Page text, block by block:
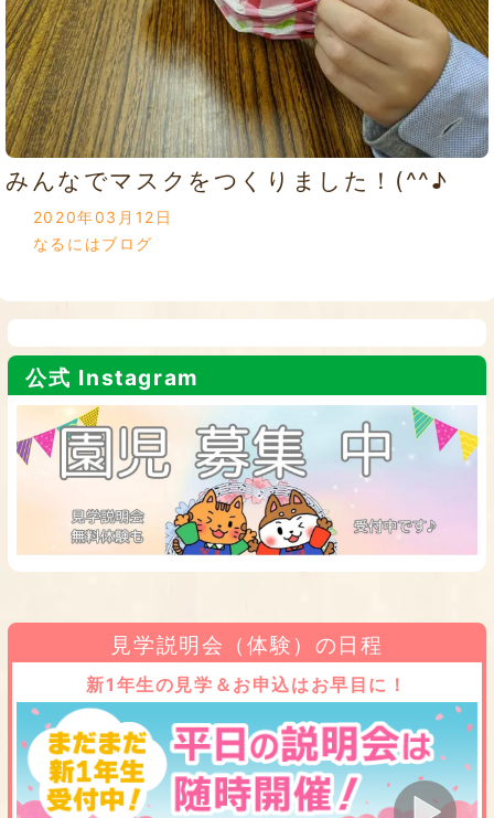
みんなでマスクをつくりました！(^^♪
2020年03月12日
なるにはブログ
公式 Instagram
見学説明会（体験）の日程
新1年生の見学＆お申込はお早目に！